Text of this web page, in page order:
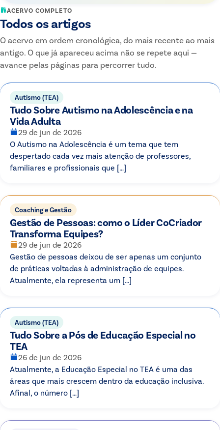
ACERVO COMPLETO
Todos os artigos
O acervo em ordem cronológica, do mais recente ao mais
antigo. O que já apareceu acima não se repete aqui —
avance pelas páginas para percorrer tudo.
Autismo (TEA)
Tudo Sobre Autismo na Adolescência e na
Vida Adulta
29 de jun de 2026
O Autismo na Adolescência é um tema que tem
despertado cada vez mais atenção de professores,
familiares e profissionais que […]
Coaching e Gestão
Gestão de Pessoas: como o Líder CoCriador
Transforma Equipes?
29 de jun de 2026
Gestão de pessoas deixou de ser apenas um conjunto
de práticas voltadas à administração de equipes.
Atualmente, ela representa um […]
Autismo (TEA)
Tudo Sobre a Pós de Educação Especial no
TEA
26 de jun de 2026
Atualmente, a Educação Especial no TEA é uma das
áreas que mais crescem dentro da educação inclusiva.
Afinal, o número […]